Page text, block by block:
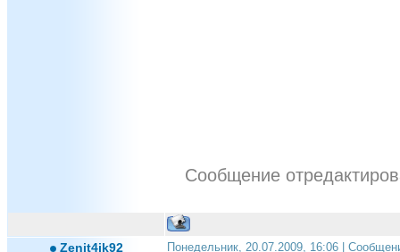
Сообщение
Zenit4ik92 Понедельник, 20.07.2009, 16:06 |